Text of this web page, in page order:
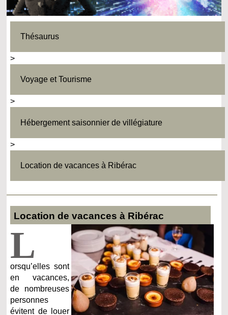
Thésaurus
>
Voyage et Tourisme
>
Hébergement saisonnier de villégiature
>
Location de vacances à Ribérac
Location de vacances à Ribérac
L
orsqu’elles sont
en vacances,
de nombreuses
personnes
évitent de louer